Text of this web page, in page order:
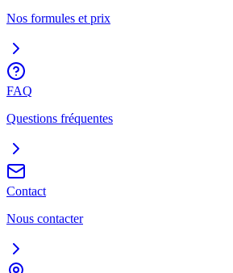
Nos formules et prix
FAQ
Questions fréquentes
Contact
Nous contacter